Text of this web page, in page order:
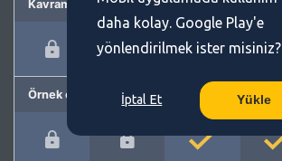
Kavram önerme
Örnek cümleler
daha kolay. Google Play'e
yönlendirilmek ister misiniz?
İptal Et Yükle